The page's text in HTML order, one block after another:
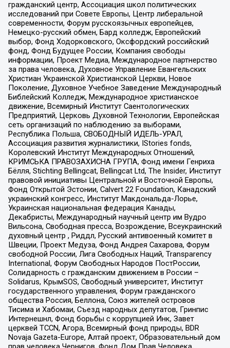
гражданский центр, Ассоциация школ политических
исследований при Совете Европы, Центр либеральной
современности, Форум русскоязычных европейцев,
Немецко-русский обмен, Бард колледж, Европейский
выбор, Фонд Ходорковского, Оксфордский российский
фонд, Фонд Будущее России, Компания свободы
информации, Проект Медиа, Международное партнерство
за права человека, Духовное Управление Евангельских
Христиан Украинской Христианской Церкви, Новое
Поколение, Духовное Учебное Заведение Международный
Библейский Колледж, Международное христианское
движение, Всемирный Институт Саентологических
Предприятий, Церковь Духовной Технологии, Европейская
сеть организаций по наблюдению за выборами,
Республика Польша, СВОБОДНЫЙ ИДЕЛЬ-УРАЛ,
Ассоциация развития журналистики, IStories fonds,
Королевский Институт Международных Отношений,
КРИМСЬКА ПРАВОЗАХИСНА ГРУПА, Фонд имени Генриха
Бёлля, Stichting Bellingcat, Bellingcat Ltd, The Insider, Институт
правовой инициативы Центральной и Восточной Европы,
Фонд Открытой Эстонии, Calvert 22 Foundation, Канадский
украинский конгресс, Институт Макдональда-Лорье,
Украинская национальная федерация Канады,
Декабристы, Международный научный центр им Вудро
Вильсона, Свободная пресса, Возрождение, Всеукраинский
духовный центр , Риддл, Русский антивоенный комитет в
Швеции, Проект Медуза, Фонд Андрея Сахарова, Форум
свободной России, Лига Свободных Наций, Transparеncy
International, Форум Свободных Народов ПостРоссии,
Солидарность с гражданским движением в России –
Solidarus, КрымSOS, Свободный университет, Институт
государственного управления, Форум гражданского
общества Россия, Беллона, Союз жителей островов
Тисима и Хабомаи, Съезд народных депутатов, Гринпис
Интернешнл, Фонд борьбы с коррупцией Инк, Завет
церквей TCCN, Агора, Всемирный фонд природы, BDR
Novaja Gazeta-Europe, Алтай проект, Образовательный дом